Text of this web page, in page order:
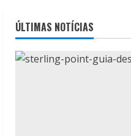
ÚLTIMAS NOTÍCIAS